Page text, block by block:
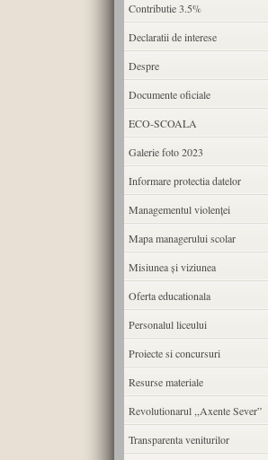
Contributie 3.5%
Declaratii de interese
Despre
Documente oficiale
ECO-SCOALA
Galerie foto 2023
Informare protectia datelor
Managementul violenței
Mapa managerului scolar
Misiunea şi viziunea
Oferta educationala
Personalul liceului
Proiecte si concursuri
Resurse materiale
Revolutionarul ,,Axente Sever”
Transparenta veniturilor